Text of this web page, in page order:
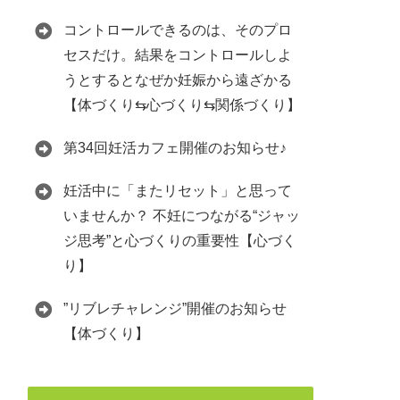
コントロールできるのは、そのプロ
セスだけ。結果をコントロールしよ
うとするとなぜか妊娠から遠ざかる
【体づくり⇆心づくり⇆関係づくり】
第34回妊活カフェ開催のお知らせ♪
妊活中に「またリセット」と思って
いませんか？ 不妊につながる“ジャッ
ジ思考”と心づくりの重要性【心づく
り】
”リブレチャレンジ”開催のお知らせ
【体づくり】